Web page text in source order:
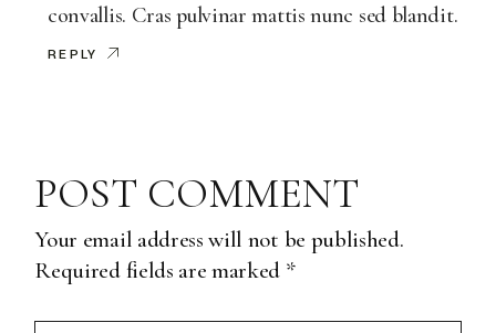
convallis. Cras pulvinar mattis nunc sed blandit.
REPLY
POST COMMENT
Your email address will not be published.
Required fields are marked *